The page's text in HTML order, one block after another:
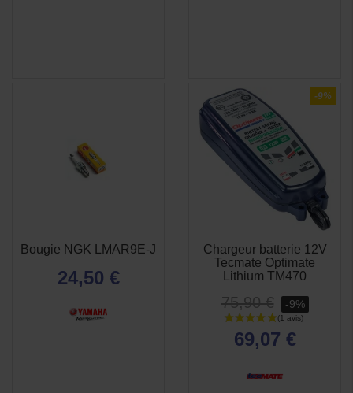
Bougie NGK LMAR9E-J
24,50 €
-9%
Chargeur batterie 12V
Tecmate Optimate
Lithium TM470
75,90 € -9%
69,07 €
APERÇU
RAPIDE
APERÇU
RAPIDE